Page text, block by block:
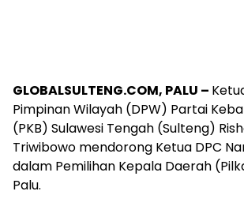
GLOBALSULTENG.COM, PALU –
Pimpinan Wilayah (DPW) Partai
(PKB) Sulawesi Tengah (Sulteng)
Triwibowo mendorong Ketua DPC
dalam Pemilihan Kepala Daerah
Palu.